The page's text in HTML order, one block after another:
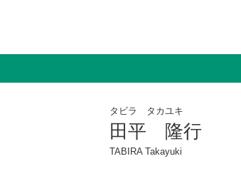
タビラ タカユキ
田平 隆行
TABIRA Takayuki